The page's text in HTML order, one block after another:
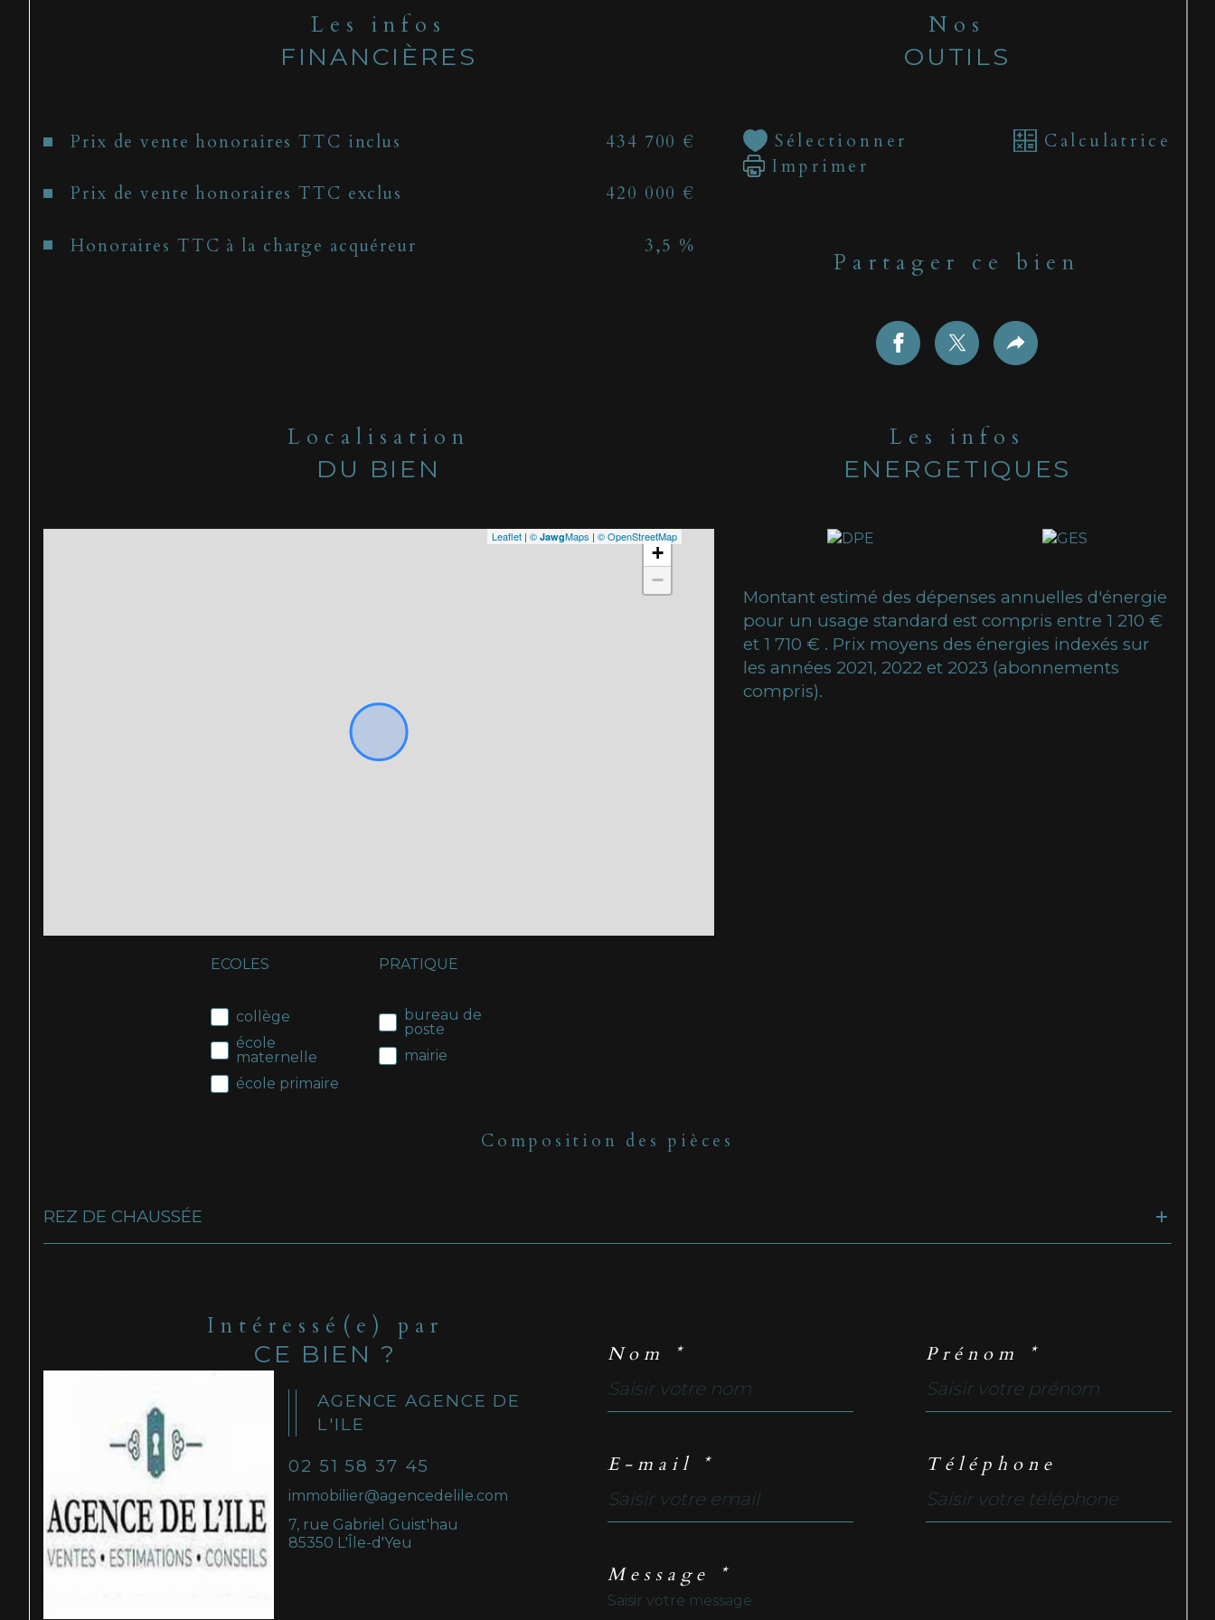
Les infos
FINANCIÈRES
Prix de vente honoraires TTC inclus 434 700 €
Prix de vente honoraires TTC exclus 420 000 €
Honoraires TTC à la charge acquéreur 3,5 %
Nos
OUTILS
Sélectionner
Calculatrice
Imprimer
Partager ce bien
Localisation
DU BIEN
+
−
Leaflet| © JawgMaps | © OpenStreetMap
ECOLES
collège
école
maternelle
école primaire
PRATIQUE
bureau de
poste
mairie
Les infos
ENERGETIQUES
Montant estimé des dépenses annuelles d'énergie
pour un usage standard est compris entre 1 210 €
et 1 710 € . Prix moyens des énergies indexés sur
les années 2021, 2022 et 2023 (abonnements
compris).
Composition des pièces
REZ DE CHAUSSÉE
Intéressé(e) par
CE BIEN ?
AGENCE AGENCE DE
L'ILE
02 51 58 37 45
immobilier@agencedelile.com
7, rue Gabriel Guist'hau
85350 L'Île-d'Yeu
Nom * Prénom *
E-mail * Téléphone
Message *